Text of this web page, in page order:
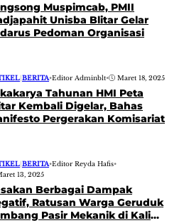
Muspimcab, PMII
Unisba Blitar Gelar
Pedoman Organisasi
|BERITA•Editor Adminblt• Maret 18, 2025
Tahunan HMI Peta
Kembali Digelar, Bahas
Pergerakan Komisariat
|BERITA•Editor Reyda Hafis•
13, 2025
Berbagai Dampak
Ratusan Warga Geruduk
Pasir Mekanik di Kali